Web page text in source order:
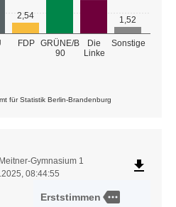
FDP GRÜNE/B
90
Die
Linke
Sonstige
2,54 1,52
für Statistik Berlin-Brandenburg
Gymnasium 1
08:44:55
file_download
Erststimmen more